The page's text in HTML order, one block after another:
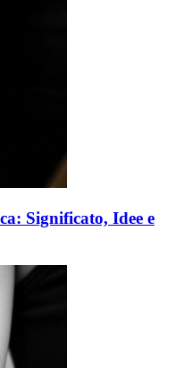
Significato, Idee e